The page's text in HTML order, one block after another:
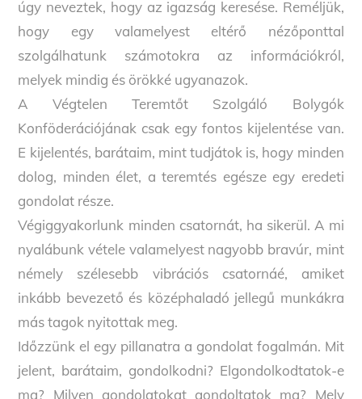
úgy neveztek, hogy az igazság keresése. Reméljük,
hogy egy valamelyest eltérő nézőponttal
szolgálhatunk számotokra az információkról,
melyek mindig és örökké ugyanazok.
A Végtelen Teremtőt Szolgáló Bolygók
Konföderációjának csak egy fontos kijelentése van.
E kijelentés, barátaim, mint tudjátok is, hogy minden
dolog, minden élet, a teremtés egésze egy eredeti
gondolat része.
Végiggyakorlunk minden csatornát, ha sikerül. A mi
nyalábunk vétele valamelyest nagyobb bravúr, mint
némely szélesebb vibrációs csatornáé, amiket
inkább bevezető és középhaladó jellegű munkákra
más tagok nyitottak meg.
Időzzünk el egy pillanatra a gondolat fogalmán. Mit
jelent, barátaim, gondolkodni? Elgondolkodtatok-e
ma? Milyen gondolatokat gondoltatok ma? Mely